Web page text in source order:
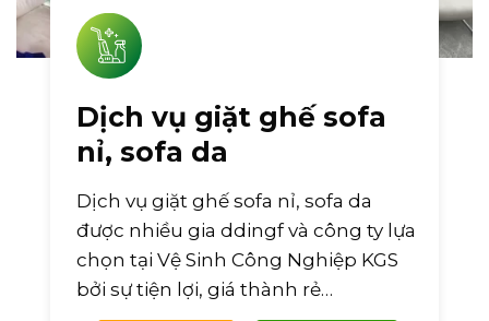
Dịch vụ giặt ghế sofa
nỉ, sofa da
Dịch vụ giặt ghế sofa nỉ, sofa da
được nhiều gia ddingf và công ty lựa
chọn tại Vệ Sinh Công Nghiệp KGS
bởi sự tiện lợi, giá thành rẻ…